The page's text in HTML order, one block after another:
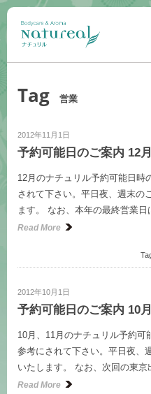
Tag 営業
2012年11月1日
予約可能日のご案内 12月
12月のナチュリル予約可能日時
されて下さい。平日夜、週末の
ます。 なお、本年の最終営業
Read More
2012年10月1日
予約可能日のご案内 10
10月、11月のナチュリル予約可
参考にされて下さい。平日夜、
いたします。 なお、次回の東
Read More